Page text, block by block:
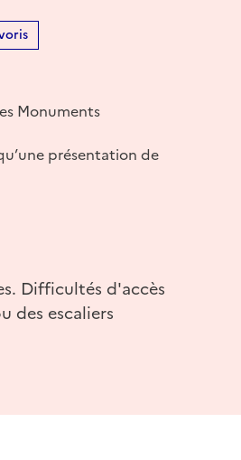
Monuments
présentation de
Difficultés d'accès
des escaliers